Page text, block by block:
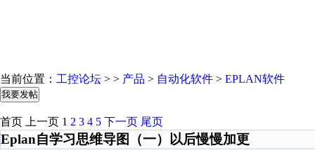
当前位置： 工控论坛 > > 产品 > 自动化软件 > EPLAN软件
我要发帖
首页 上一页 1 2 3 4 5 下一页 尾页
Eplan自学习思维导图（一）以后慢慢加更